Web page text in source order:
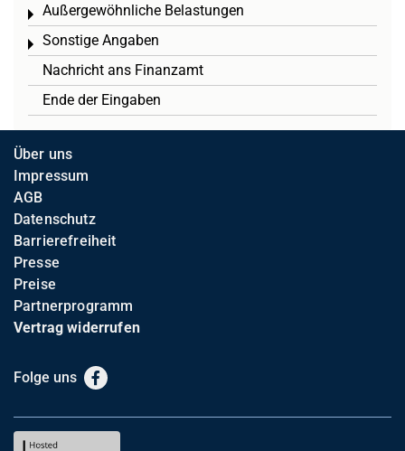
Außergewöhnliche Belastungen
Toggle menu
Sonstige Angaben
Toggle menu
Nachricht ans Finanzamt
Ende der Eingaben
Über uns
Impressum
AGB
Datenschutz
Barrierefreiheit
Presse
Preise
Partnerprogramm
Vertrag widerrufen
Folge uns Facebook